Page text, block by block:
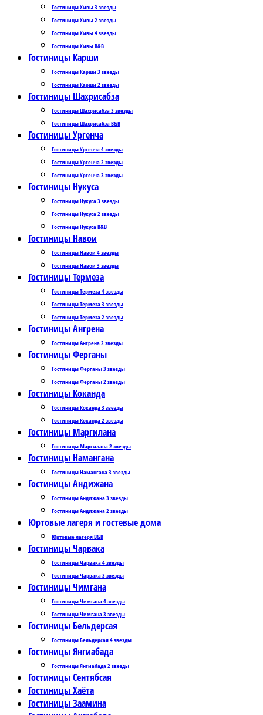
Гостиницы Хивы 3 звезды
Гостиницы Хивы 2 звезды
Гостиницы Хивы 4 звезды
Гостиницы Хивы B&B
Гостиницы Карши
Гостиницы Карши 3 звезды
Гостиницы Карши 2 звезды
Гостиницы Шахрисабза
Гостиницы Шахрисабза 3 звезды
Гостиницы Шахрисабза B&B
Гостиницы Ургенча
Гостиницы Ургенча 4 звезды
Гостиницы Ургенча 2 звезды
Гостиницы Ургенча 3 звезды
Гостиницы Нукуса
Гостиницы Нукуса 3 звезды
Гостиницы Нукуса 2 звезды
Гостиницы Нукуса B&B
Гостиницы Навои
Гостиницы Навои 4 звезды
Гостиницы Навои 3 звезды
Гостиницы Термеза
Гостиницы Термеза 4 звезды
Гостиницы Термеза 3 звезды
Гостиницы Термеза 2 звезды
Гостиницы Ангрена
Гостиницы Ангрена 2 звезды
Гостиницы Ферганы
Гостиницы Ферганы 3 звезды
Гостиницы Ферганы 2 звезды
Гостиницы Коканда
Гостиницы Коканда 3 звезды
Гостиницы Коканда 2 звезды
Гостиницы Маргилана
Гостиницы Маргилана 2 звезды
Гостиницы Намангана
Гостиницы Намангана 3 звезды
Гостиницы Андижана
Гостиницы Андижана 3 звезды
Гостиницы Андижана 2 звезды
Юртовые лагеря и гостевые дома
Юртовые лагеря B&B
Гостиницы Чарвака
Гостиницы Чарвака 4 звезды
Гостиницы Чарвака 3 звезды
Гостиницы Чимгана
Гостиницы Чимгана 4 звезды
Гостиницы Чимгана 3 звезды
Гостиницы Бельдерсая
Гостиницы Бельдерсая 4 звезды
Гостиницы Янгиабада
Гостиницы Янгиабада 2 звезды
Гостиницы Сентябсая
Гостиницы Хаёта
Гостиницы Заамина